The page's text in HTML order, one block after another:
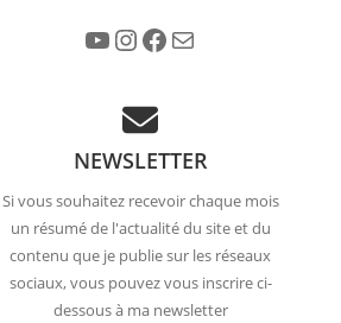
YouTube Instagram Facebook E-mail
NEWSLETTER
Si vous souhaitez recevoir chaque mois
un résumé de l'actualité du site et du
contenu que je publie sur les réseaux
sociaux, vous pouvez vous inscrire ci-
dessous à ma newsletter